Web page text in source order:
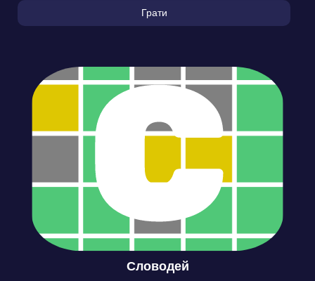
Грати
Словодей